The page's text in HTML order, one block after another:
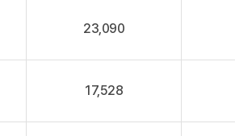
23,090
17,528